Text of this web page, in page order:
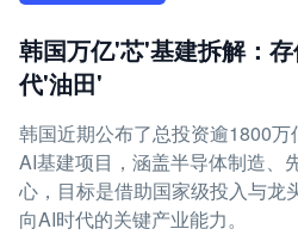
韩国万亿'芯'基建拆解：
代'油田'
韩国近期公布了总投资逾1800
AI基建项目，涵盖半导体制造、
心，目标是借助国家级投入与龙
向AI时代的关键产业能力。